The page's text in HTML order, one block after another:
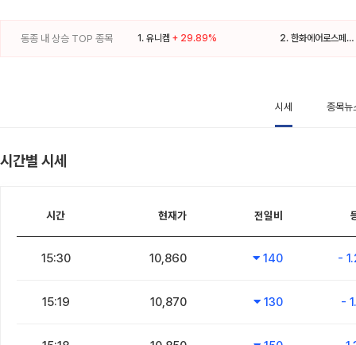
동종 내 상승 TOP 종목 1. 유니켐 + 29.89% 2. 한화에어로스페이스
시세 종목뉴